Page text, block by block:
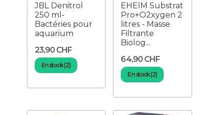
JBL Denitrol
250 ml-
Bactéries pour
aquarium
23,90 CHF
En stock (2)
EHEIM Substrat
Pro+O2xygen 2
litres - Masse
Filtrante
Biolog...
64,90 CHF
En stock (2)